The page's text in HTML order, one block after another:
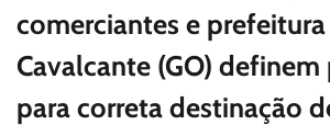
comerciantes e
Cavalcante (GO) definem
para correta destinação